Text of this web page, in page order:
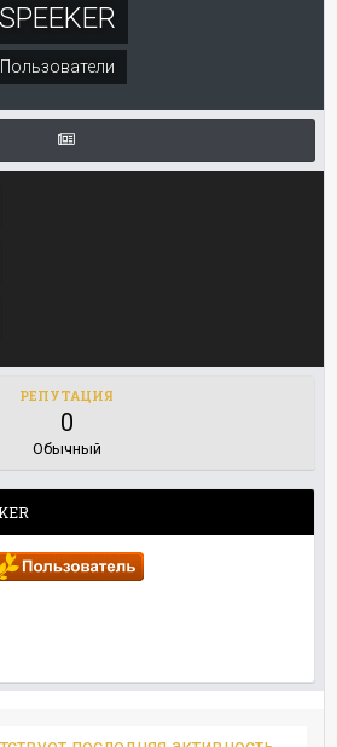
SPEEKER
Пользователи
РЕПУТАЦИЯ
0
Обычный